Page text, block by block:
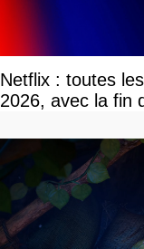
Netflix : toutes
2026, avec la fin